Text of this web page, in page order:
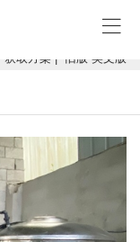
设备、一体化净水设
获取方案 | 旧版 英文版